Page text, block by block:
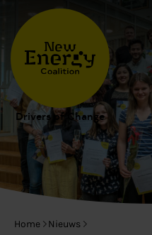
Drivers of Change
Home Nieuws